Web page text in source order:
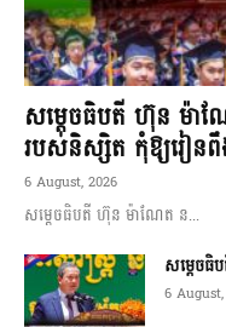
សម្តេចធិបតី ហ៊ុន ម៉ា
របស់និស្សិត កុំឱ្យរៀនពឹ
6 August, 2026
សម្តេចធិបតី ហ៊ុន ម៉ាណែត ន...
សម្តេច
6